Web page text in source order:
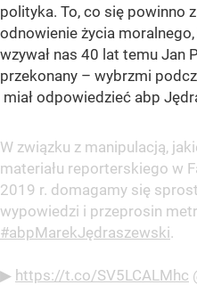
polityka. To, co się powinno
odnowienie życia
wzywał nas 40 lat temu Jan
przekonany – wybrzmi
miał odpowiedzieć abp
W związku z manipulacją,
materiału reporterskiego w
2019 r. domagamy się
wypowiedzi i przeprosin
#abpMarekJędraszewski.
▶ https://t.co/SV5LCALMhc